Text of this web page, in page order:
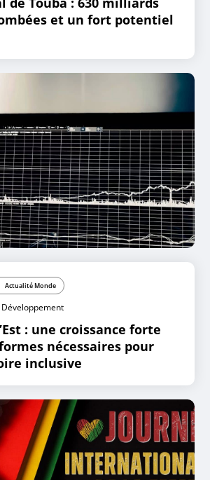
et un fort potentiel
Actualité Monde
Développement
: une croissance forte
nécessaires pour
inclusive